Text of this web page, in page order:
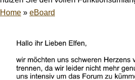
Home » eBoard